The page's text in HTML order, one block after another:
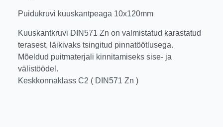
Puidukruvi kuuskantpeaga 10x120mm
Kuuskantkruvi DIN571 Zn on valmistatud karastatud
terasest, läikivaks tsingitud pinnatöötlusega.
Mõeldud puitmaterjali kinnitamiseks sise- ja
välistöödel.
Keskkonnaklass C2 ( DIN571 Zn )